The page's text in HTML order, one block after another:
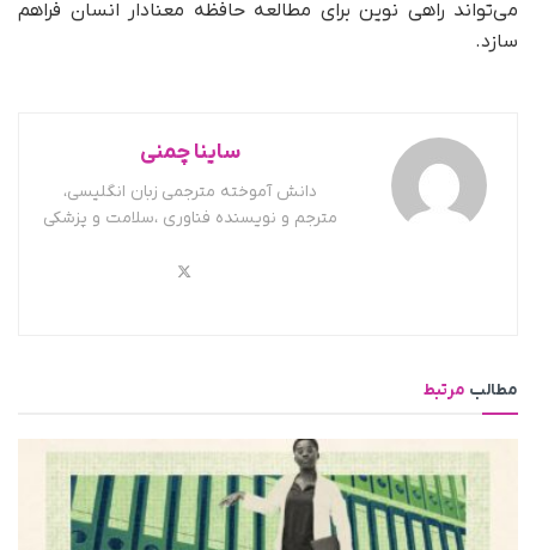
می‌تواند راهی نوین برای مطالعه حافظه معنادار انسان فراهم
سازد.
ساینا چمنی
دانش آموخته مترجمی زبان انگلیسی،
مترجم و نویسنده فناوری ،سلامت و پزشکی
مطالب مرتبط